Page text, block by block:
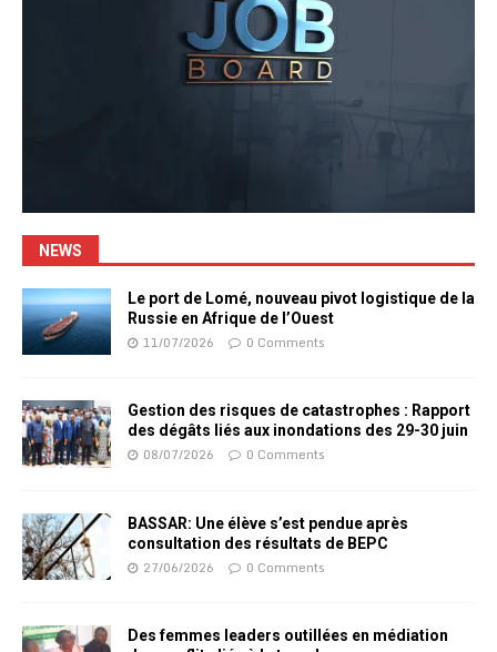
NEWS
Le port de Lomé, nouveau pivot logistique de la
Russie en Afrique de l’Ouest
11/07/2026 0 Comments
Gestion des risques de catastrophes : Rapport
des dégâts liés aux inondations des 29-30 juin
08/07/2026 0 Comments
BASSAR: Une élève s’est pendue après
consultation des résultats de BEPC
27/06/2026 0 Comments
Des femmes leaders outillées en médiation